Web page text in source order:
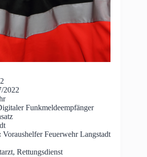
2022
Funkmeldeempfänger
Voraushelfer Feuerwehr Langstadt
Rettungsdienst